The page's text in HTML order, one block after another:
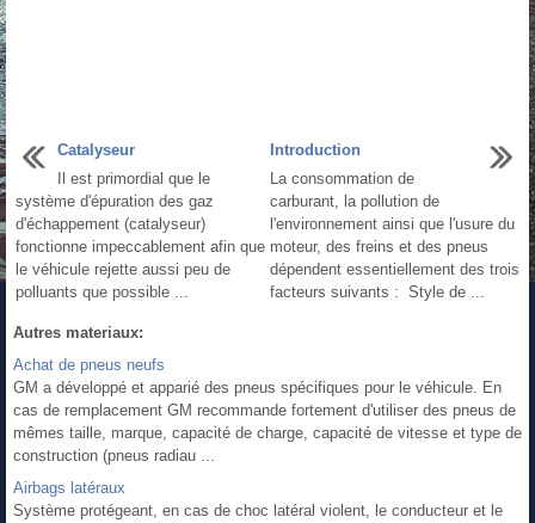
Catalyseur
Il est primordial que le
système d'épuration des gaz
d'échappement (catalyseur)
fonctionne impeccablement afin que
le véhicule rejette aussi peu de
polluants que possible ...
Introduction
La consommation de
carburant, la pollution de
l'environnement ainsi que l'usure du
moteur, des freins et des pneus
dépendent essentiellement des trois
facteurs suivants : Style de ...
Autres materiaux:
Achat de pneus neufs
GM a développé et apparié des pneus spécifiques pour le véhicule. En
cas de remplacement GM recommande fortement d'utiliser des pneus de
mêmes taille, marque, capacité de charge, capacité de vitesse et type de
construction (pneus radiau ...
Airbags latéraux
Système protégeant, en cas de choc latéral violent, le conducteur et le